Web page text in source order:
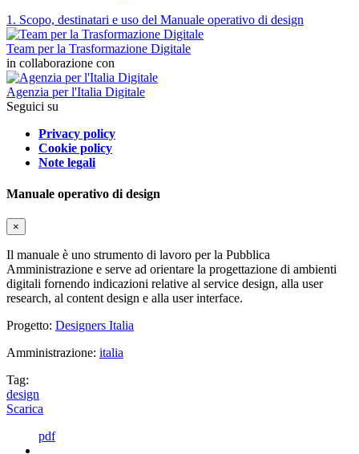
1. Scopo, destinatari e uso del Manuale operativo di design
Team per la Trasformazione Digitale
in collaborazione con
Agenzia per l'Italia Digitale
Seguici su
Privacy policy
Cookie policy
Note legali
Manuale operativo di design
×
Il manuale è uno strumento di lavoro per la Pubblica
Amministrazione e serve ad orientare la progettazione di ambienti
digitali fornendo indicazioni relative al service design, alla user
research, al content design e alla user interface.
Progetto: Designers Italia
Amministrazione: italia
Tag:
design
Scarica
pdf